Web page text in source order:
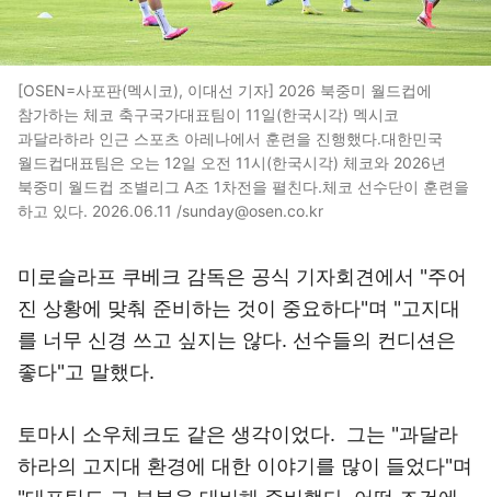
[OSEN=사포판(멕시코), 이대선 기자] 2026 북중미 월드컵에
참가하는 체코 축구국가대표팀이 11일(한국시각) 멕시코
과달라하라 인근 스포츠 아레나에서 훈련을 진행했다.대한민국
월드컵대표팀은 오는 12일 오전 11시(한국시각) 체코와 2026년
북중미 월드컵 조별리그 A조 1차전을 펼친다.체코 선수단이 훈련을
하고 있다. 2026.06.11 /sunday@osen.co.kr
미로슬라프 쿠베크 감독은 공식 기자회견에서 "주어
진 상황에 맞춰 준비하는 것이 중요하다"며 "고지대
를 너무 신경 쓰고 싶지는 않다. 선수들의 컨디션은
좋다"고 말했다.
토마시 소우체크도 같은 생각이었다. 그는 "과달라
하라의 고지대 환경에 대한 이야기를 많이 들었다"며